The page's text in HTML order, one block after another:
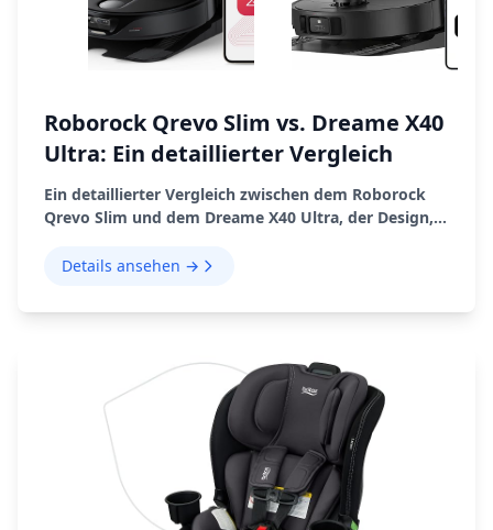
Roborock Qrevo Slim vs. Dreame X40
Ultra: Ein detaillierter Vergleich
Ein detaillierter Vergleich zwischen dem Roborock
Qrevo Slim und dem Dreame X40 Ultra, der Design,
Vor- und Nachteile abdeckt.
Details ansehen →